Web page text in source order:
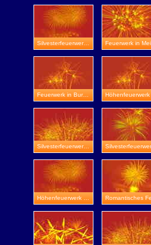
Silvesterfeuerwerk in Apolda
Feuerwerk in Burg Scharfenstein
Silvesterfeuerwerk in Zeitz
Höhenfeuerwerk in Gotha-Boilstädt